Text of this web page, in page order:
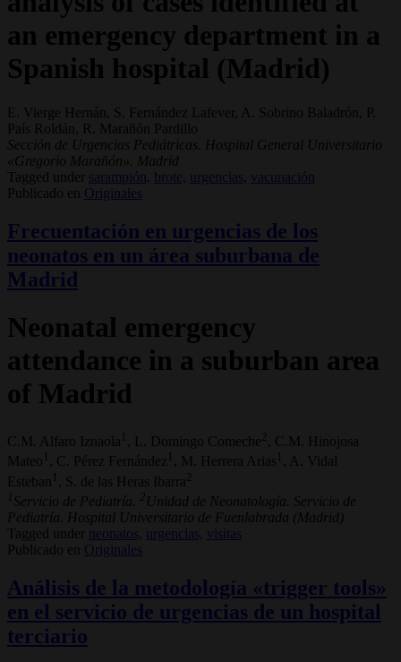
an emergency department in a
Spanish hospital (Madrid)
E. Vierge Hernán, S. Fernández Lafever, A. Sobrino Baladrón, P.
País Roldán, R. Marañón Pardillo
Sección de Urgencias Pediátricas. Hospital General Universitario
«Gregorio Marañón». Madrid
Tagged under
sarampión, brote, urgencias, vacunación
Publicado en
Originales
Frecuentación en urgencias de los
neonatos en un área suburbana de
Madrid
Neonatal emergency
attendance in a suburban area
of Madrid
C.M. Alfaro Iznaola 1 , L. Domingo Comeche
, C.M. Hinojosa
Mateo 1 , C. Pérez Fernández 1 , M. Herrera Arias 1
, A. Vidal
Esteban
1 , S. de las Heras Ibarra
1 Servicio de Pediatría. 2 Unidad de Neonatología. Servicio de
Pediatría. Hospital Universitario de Fuenlabrada (Madrid)
Tagged under
neonatos, urgencias, visitas
Publicado en
Originales
Análisis de la metodología «trigger tools»
en el servicio de urgencias de un hospital
terciario